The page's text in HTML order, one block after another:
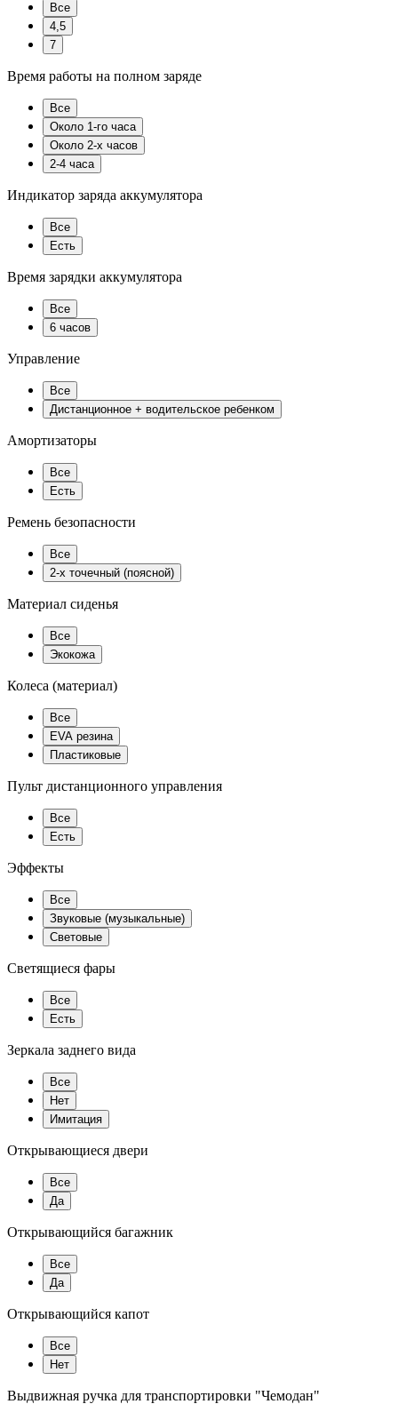
Все
4,5
7
Время работы на полном заряде
Все
Около 1-го часа
Около 2-х часов
2-4 часа
Индикатор заряда аккумулятора
Все
Есть
Время зарядки аккумулятора
Все
6 часов
Управление
Все
Дистанционное + водительское ребенком
Амортизаторы
Все
Есть
Ремень безопасности
Все
2-х точечный (поясной)
Материал сиденья
Все
Экокожа
Колеса (материал)
Все
EVA резина
Пластиковые
Пульт дистанционного управления
Все
Есть
Эффекты
Все
Звуковые (музыкальные)
Световые
Светящиеся фары
Все
Есть
Зеркала заднего вида
Все
Нет
Имитация
Открывающиеся двери
Все
Да
Открывающийся багажник
Все
Да
Открывающийся капот
Все
Нет
Выдвижная ручка для транспортировки "Чемодан"